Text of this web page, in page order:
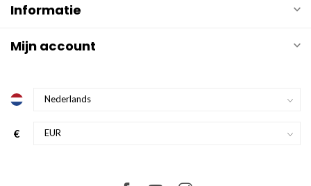
Informatie
Mijn account
€